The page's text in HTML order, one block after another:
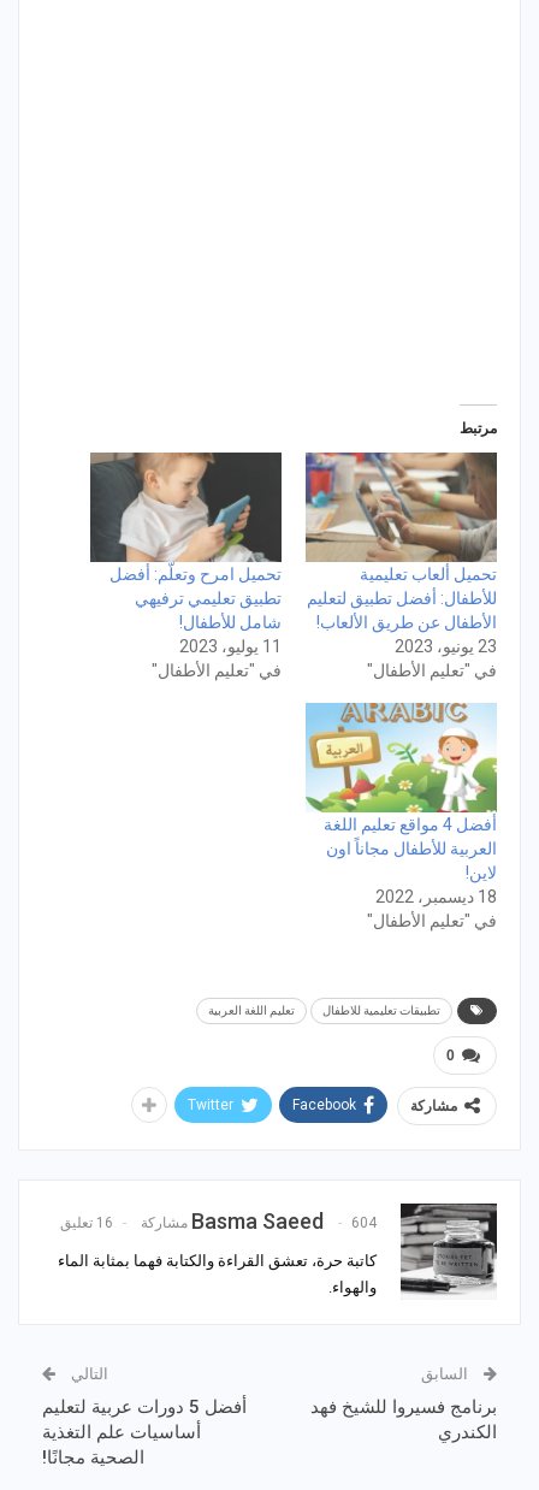
مرتبط
تحميل ألعاب تعليمية
للأطفال: أفضل تطبيق لتعليم
الأطفال عن طريق الألعاب!
23 يونيو، 2023
في "تعليم الأطفال"
تحميل امرح وتعلّم: أفضل
تطبيق تعليمي ترفيهي
شامل للأطفال!
11 يوليو، 2023
في "تعليم الأطفال"
أفضل 4 مواقع تعليم اللغة
العربية للأطفال مجاناً اون
لاين!
18 ديسمبر، 2022
في "تعليم الأطفال"
تطبيقات تعليمية للاطفال تعليم اللغة العربية
0
مشاركة Facebook
Twitter
Basma Saeed 604 مشاركة 16 تعليق
كاتبة حرة، تعشق القراءة والكتابة فهما بمثابة الماء
والهواء.
السابق
برنامج فسيروا للشيخ فهد
الكندري
التالي
أفضل 5 دورات عربية لتعليم
أساسيات علم التغذية
الصحية مجانًا!